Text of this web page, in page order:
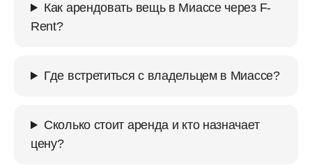
Как арендовать вещь в Миассе через F-
Rent?
Где встретиться с владельцем в Миассе?
Сколько стоит аренда и кто назначает
цену?